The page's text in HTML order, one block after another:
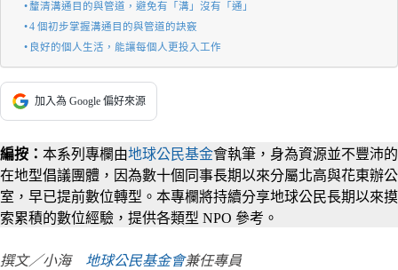
釐清溝通目的與管道，避免有「溝」沒有「通」
4 個初步掌握溝通目的與管道的訣竅
良好的個人生活，能讓每個人更投入工作
加入為 Google 偏好來源
編按： 本系列專欄由地球公民基金會執筆，身為資源並不豐沛的
在地型倡議團體，因為數十個同事長期以來分屬北高與花東辦公
室，早已提前數位轉型。本專欄將持續分享地球公民長期以來摸
索累積的數位經驗，提供各類型 NPO 參考。
撰文／小海 地球公民基金會兼任專員